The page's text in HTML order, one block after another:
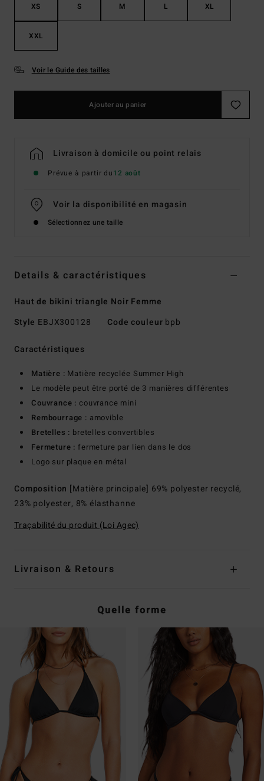
XS S M L XL
XXL
Voir le Guide des tailles
Ajouter au panier
Livraison à domicile ou point relais
Prévue à partir du12 août
Voir la disponibilité en magasin
Sélectionnez une taille
Details & caractéristiques
Haut de bikini triangle Noir Femme
Style EBJX300128 Code couleur bpb
Caractéristiques
Matière : Matière recyclée Summer High
Le modèle peut être porté de 3 manières différentes
Couvrance : couvrance mini
Rembourrage : amovible
Bretelles : bretelles convertibles
Fermeture : fermeture par lien dans le dos
Logo sur plaque en métal
Composition [Matière principale] 69% polyester recyclé,
23% polyester, 8% élasthanne
Traçabilité du produit (Loi Agec)
Livraison & Retours
Quelle forme